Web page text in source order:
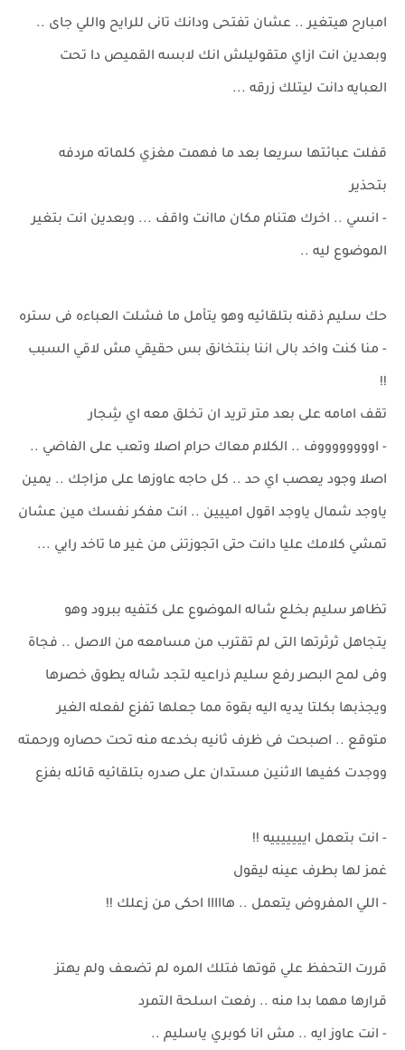
امبارح هيتغير .. عشان تفتحى ودانك تانى للرايح واللي جاى ..
وبعدين انت ازاي متقوليلش انك لابسه القميص دا تحت
العبايه دانت ليتلك زرقه ...
قفلت عبائتها سريعا بعد ما فهمت مغزي كلماته مردفه
بتحذير
- انسي .. اخرك هتنام مكان ماانت واقف ... وبعدين انت بتغير
الموضوع ليه ..
حك سليم ذقنه بتلقائيه وهو يتأمل ما فشلت العباءه فى ستره
- منا كنت واخد بالى اننا بنتخانق بس حقيقي مش لاقي السبب
!!
تقف امامه على بعد متر تريد ان تخلق معه اي شِجار
- اووووووووف .. الكلام معاك حرام اصلا وتعب على الفاضي ..
اصلا وجود يعصب اي حد .. كل حاجه عاوزها على مزاجك .. يمين
ياوجد شمال ياوجد اقول امييين .. انت مفكر نفسك مين عشان
تمشي كلامك عليا دانت حتى اتجوزتنى من غير ما تاخد رايي ...
تظاهر سليم بخلع شاله الموضوع على كتفيه ببرود وهو
يتجاهل ثرثرتها التى لم تقترب من مسامعه من الاصل .. فجاة
وفى لمح البصر رفع سليم ذراعيه لتجد شاله يطوق خصرها
ويجذبها بكلتا يديه اليه بقوة مما جعلها تفزع لفعله الغير
متوقع .. اصبحت فى ظرف ثانيه بخدعه منه تحت حصاره ورحمته
ووجدت كفيها الاثنين مستدان على صدره بتلقائيه قائله بفزع
- انت بتعمل ايييييييه !!
غمز لها بطرف عينه ليقول
- اللي المفروض يتعمل .. هااااا احكى من زعلك !!
قررت التحفظ علي قوتها فتلك المره لم تضعف ولم يهتز
قرارها مهما بدا منه .. رفعت اسلحة التمرد
- انت عاوز ايه .. مش انا كوبري ياسليم ..